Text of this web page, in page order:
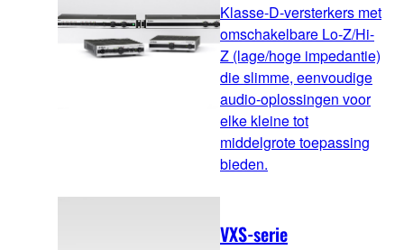
Klasse-D-versterkers met
omschakelbare Lo-Z/Hi-
Z (lage/hoge impedantie)
die slimme, eenvoudige
audio-oplossingen voor
elke kleine tot
middelgrote toepassing
bieden.
VXS-serie